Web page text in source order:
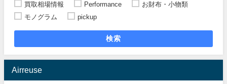
買取相場情報 Performance
お財布・小物類
モノグラム
pickup
検索
Airreuse